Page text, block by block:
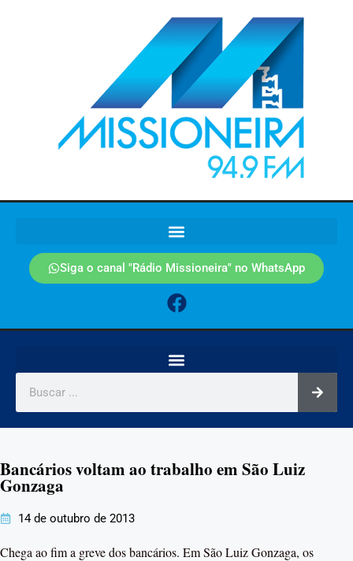
Siga o canal "Rádio Missioneira" no WhatsApp
Bancários voltam ao trabalho em São Luiz
Gonzaga
14 de outubro de 2013
Chega ao fim a greve dos bancários. Em São Luiz Gonzaga, os